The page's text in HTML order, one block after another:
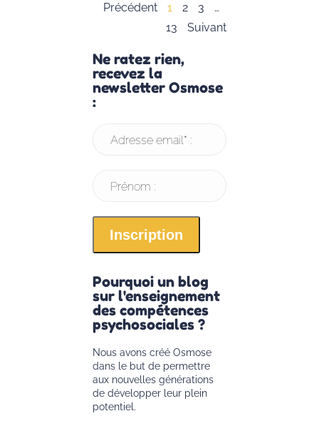
Précédent 1 2 3
…
13
Suivant
Ne ratez rien,
recevez la
newsletter Osmose
:
Adresse email* :
Prénom :
Pourquoi un blog
sur l'enseignement
des compétences
psychosociales ?
Nous avons créé Osmose
dans le but de permettre
aux nouvelles générations
de développer leur plein
potentiel.